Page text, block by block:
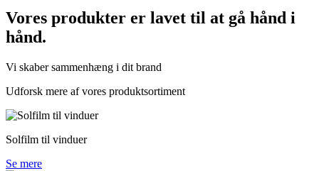
Vores produkter er lavet til at gå hånd i
hånd.
Vi skaber sammenhæng i dit brand
Udforsk mere af vores produktsortiment
Solfilm til vinduer
Se mere